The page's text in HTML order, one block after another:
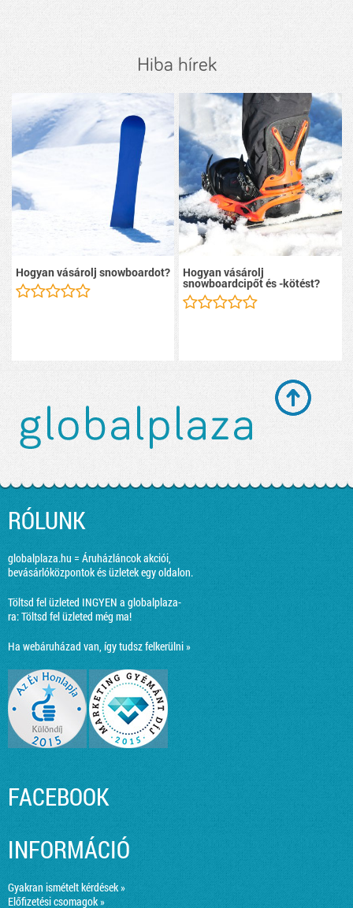
Hiba hírek
Hogyan vásárolj snowboardot? Hogyan vásárolj
snowboardcipőt és -kötést?
RÓLUNK
globalplaza.hu = Áruházláncok akciói,
bevásárlóközpontok és üzletek egy oldalon.
Töltsd fel üzleted INGYEN a globalplaza-
ra:Töltsd fel üzleted még ma!
Ha webáruházad van, így tudsz felkerülni »
FACEBOOK
INFORMÁCIÓ
Gyakran ismételt kérdések »
Előfizetési csomagok »